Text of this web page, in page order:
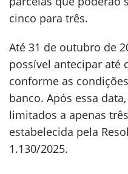
cinco para três.
Até 31 de outubro de
possível antecipar até
conforme as
banco. Após essa
limitados a apenas
estabelecida pela
1.130/2025.